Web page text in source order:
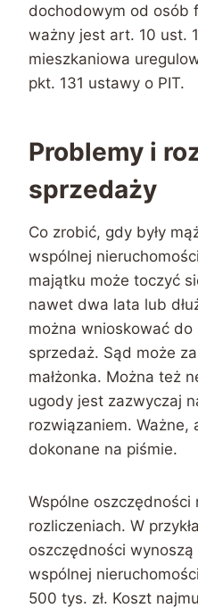
dochodowym od osób
ważny jest art. 10 ust.
mieszkaniowa
pkt. 131 ustawy o PIT.
Problemy i
sprzedaży
Co zrobić, gdy były
wspólnej
majątku może toczyć
nawet dwa lata lub
można wnioskować
sprzedaż. Sąd może
małżonka. Można też
ugody jest zazwyczaj
rozwiązaniem. Ważne,
dokonane na piśmie.
Wspólne oszczędności
rozliczeniach. W
oszczędności
wspólnej
500 tys. zł. Koszt